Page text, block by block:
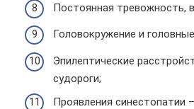
Постоянная тревожность,
Головокружение и
Эпилептические
судороги;
Проявления синестопатии